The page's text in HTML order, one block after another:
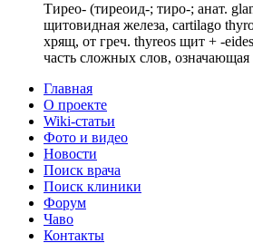
Тирео- (тиреоид-; тиро-; анат.
щитовидная железа, cartilago
хрящ, от греч. thyreos щит + -
часть сложных слов, означающая
Главная
О проекте
Wiki-статьи
Фото и видео
Новости
Поиск врача
Поиск клиники
Форум
Чаво
Контакты